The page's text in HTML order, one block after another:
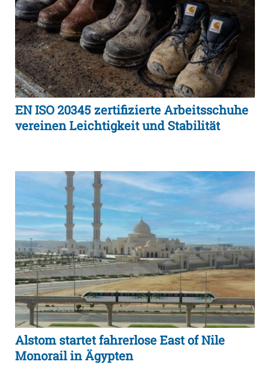
EN ISO 20345 zertifizierte Arbeitsschuhe
vereinen Leichtigkeit und Stabilität
Alstom startet fahrerlose East of Nile
Monorail in Ägypten